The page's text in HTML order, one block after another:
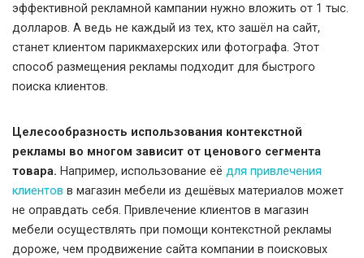
эффективной рекламной кампании нужно вложить от 1 тыс.
долларов. А ведь не каждый из тех, кто зашёл на сайт,
станет клиентом парикмахерских или фотографа. Этот
способ размещения рекламы подходит для быстрого
поиска клиентов.
Целесообразность использования контекстной
рекламы во многом зависит от ценового сегмента
товара. Например, использование её для привлечения
клиентов в магазин мебели из дешёвых материалов может
не оправдать себя. Привлечение клиентов в магазин
мебели осуществлять при помощи контекстной рекламы
дороже, чем продвижение сайта компании в поисковых